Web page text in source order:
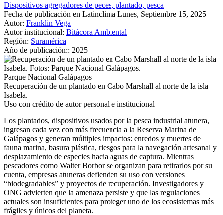
Dispositivos agregadores de peces, plantado, pesca
Fecha de publicación en Latinclima Lunes, Septiembre 15, 2025
Autor: Franklin Vega
Autor institucional: Bitácora Ambiental
Región: Suramérica
Año de publicación:: 2025
Parque Nacional Galápagos
Recuperación de un plantado en Cabo Marshall al norte de la isla
Isabela.
Uso con crédito de autor personal e institucional
Los plantados, dispositivos usados por la pesca industrial atunera,
ingresan cada vez con más frecuencia a la Reserva Marina de
Galápagos y generan múltiples impactos: enredos y muertes de
fauna marina, basura plástica, riesgos para la navegación artesanal y
desplazamiento de especies hacia aguas de captura. Mientras
pescadores como Walter Borbor se organizan para retirarlos por su
cuenta, empresas atuneras defienden su uso con versiones
“biodegradables” y proyectos de recuperación. Investigadores y
ONG advierten que la amenaza persiste y que las regulaciones
actuales son insuficientes para proteger uno de los ecosistemas más
frágiles y únicos del planeta.